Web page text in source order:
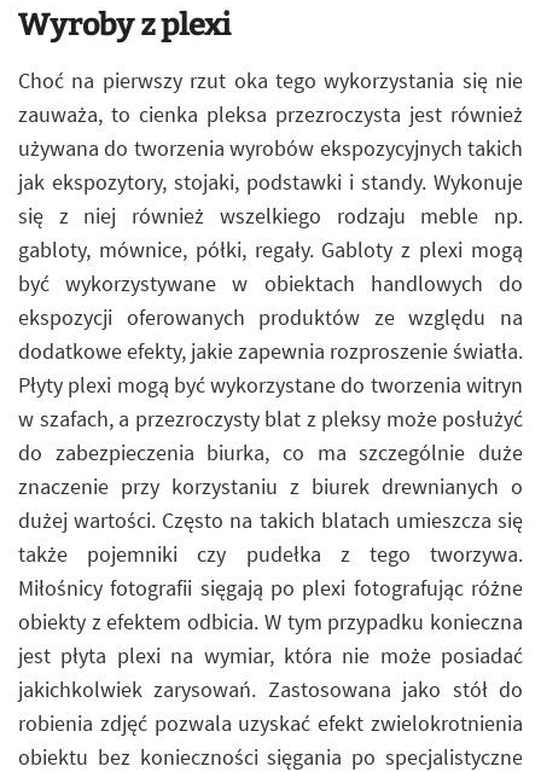
Wyroby z plexi
Choć na pierwszy rzut oka tego wykorzystania się nie
zauważa, to cienka pleksa przezroczysta jest również
używana do tworzenia wyrobów ekspozycyjnych takich
jak ekspozytory, stojaki, podstawki i standy. Wykonuje
się z niej również wszelkiego rodzaju meble np.
gabloty, mównice, półki, regały. Gabloty z plexi mogą
być wykorzystywane w obiektach handlowych do
ekspozycji oferowanych produktów ze względu na
dodatkowe efekty, jakie zapewnia rozproszenie światła.
Płyty plexi mogą być wykorzystane do tworzenia witryn
w szafach, a przezroczysty blat z pleksy może posłużyć
do zabezpieczenia biurka, co ma szczególnie duże
znaczenie przy korzystaniu z biurek drewnianych o
dużej wartości. Często na takich blatach umieszcza się
także pojemniki czy pudełka z tego tworzywa.
Miłośnicy fotografii sięgają po plexi fotografując różne
obiekty z efektem odbicia. W tym przypadku konieczna
jest płyta plexi na wymiar, która nie może posiadać
jakichkolwiek zarysowań. Zastosowana jako stół do
robienia zdjęć pozwala uzyskać efekt zwielokrotnienia
obiektu bez konieczności sięgania po specjalistyczne